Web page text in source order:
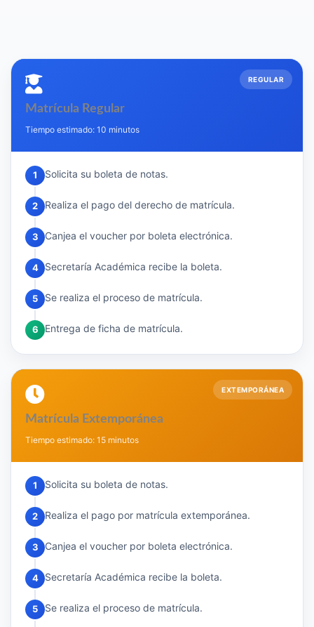
REGULAR
Matrícula Regular
Tiempo estimado: 10 minutos
1 Solicita su boleta de notas.
2 Realiza el pago del derecho de matrícula.
3 Canjea el voucher por boleta electrónica.
4 Secretaría Académica recibe la boleta.
5 Se realiza el proceso de matrícula.
6 Entrega de ficha de matrícula.
EXTEMPORÁNEA
Matrícula Extemporánea
Tiempo estimado: 15 minutos
1 Solicita su boleta de notas.
2 Realiza el pago por matrícula extemporánea.
3 Canjea el voucher por boleta electrónica.
4 Secretaría Académica recibe la boleta.
5 Se realiza el proceso de matrícula.